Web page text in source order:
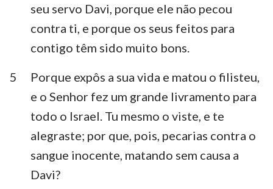
Malaquias
seu servo Davi, porque ele não pecou
contra ti, e porque os seus feitos para
contigo têm sido muito bons.
5
Porque expôs a sua vida e matou o filisteu,
e o Senhor fez um grande livramento para
todo o Israel. Tu mesmo o viste, e te
alegraste; por que, pois, pecarias contra o
sangue inocente, matando sem causa a
Davi?